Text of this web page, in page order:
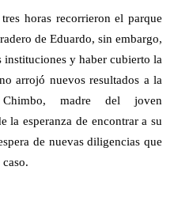
horas recorrieron el parque
de Eduardo, sin embargo,
instituciones y haber cubierto la
arrojó nuevos resultados a la
madre del joven
la esperanza de encontrar a su
de nuevas diligencias que